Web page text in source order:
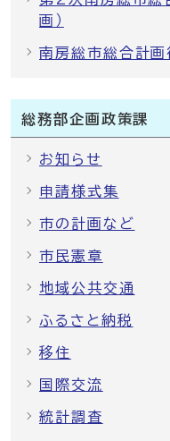
画）
南房総市総合計画
総務部企画政策課
お知らせ
申請様式集
市の計画など
市民憲章
地域公共交通
ふるさと納税
移住
国際交流
統計調査